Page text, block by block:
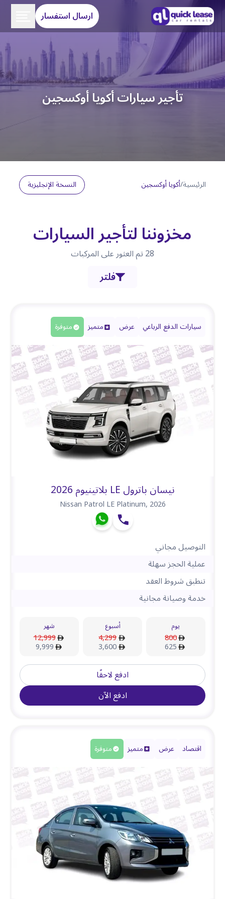
ارسال استفسار
تأجير سيارات أكويا أوكسجين
الرئيسية/أكويا أوكسجين النسخة الإنجليزية
مخزوننا لتأجير السيارات
28تم العثور على المركبات
فلتر
سيارات الدفع الرباعي عرض متميز متوفرة
نيسان باترول LE بلاتينيوم 2026
Nissan Patrol LE Platinum,2026
التوصيل مجاني
عملية الحجز سهلة
تنطبق شروط العقد
خدمة وصيانة مجانية
يوم
800
625
أسبوع
4,299
3,600
شهر
12,999
9,999
ادفع لاحقًا
ادفع الآن
اقتصاد عرض متميز متوفرة